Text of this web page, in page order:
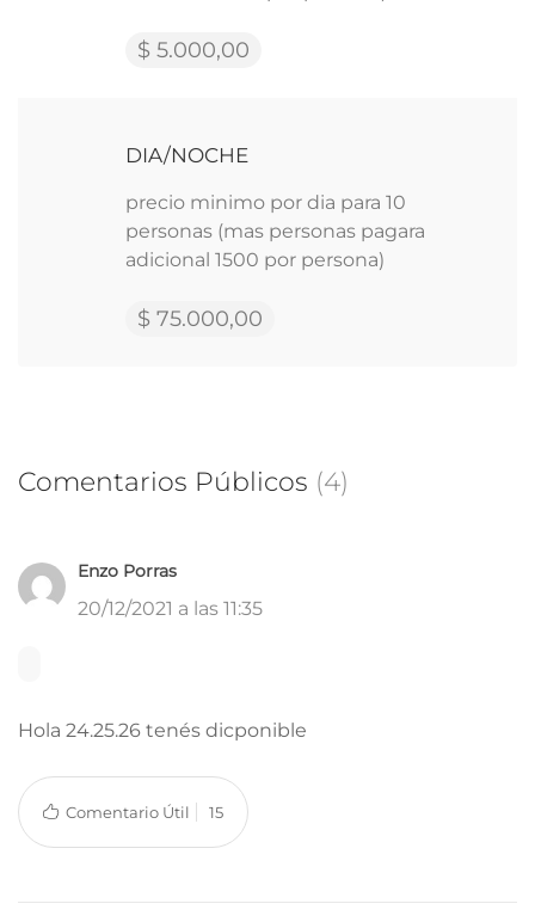
$ 5.000,00
DIA/NOCHE
precio minimo por dia para 10
personas (mas personas pagara
adicional 1500 por persona)
$ 75.000,00
Comentarios Públicos (4)
Enzo Porras
20/12/2021 a las 11:35
Hola 24.25.26 tenés dicponible
Comentario Útil 15